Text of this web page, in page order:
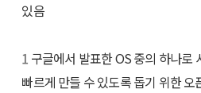
있음
1 구글에서 발표한 OS 중의 하나로
빠르게 만들 수 있도록 돕기 위한